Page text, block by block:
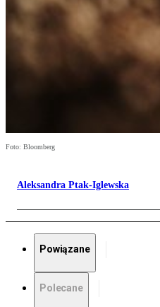
Foto: Bloomberg
Aleksandra Ptak-Iglewska
Powiązane
Polecane